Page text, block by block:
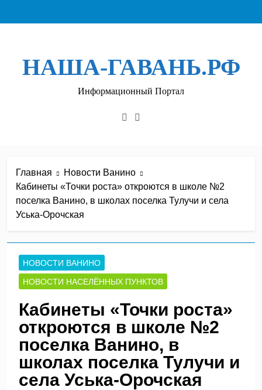
НАША-ГАВАНЬ.РФ
Информационный Портал
Главная
Новости Ванино
Кабинеты «Точки роста» откроются в школе №2
поселка Ванино, в школах поселка Тулучи и села
Уська-Орочская
НОВОСТИ ВАНИНО
НОВОСТИ НАСЕЛЁННЫХ ПУНКТОВ
Кабинеты «Точки роста»
откроются в школе №2
поселка Ванино, в
школах поселка Тулучи и
села Уська-Орочская